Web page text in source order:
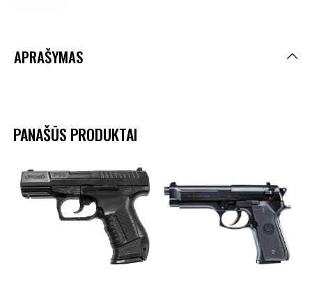
APRAŠYMAS
PANAŠŪS PRODUKTAI